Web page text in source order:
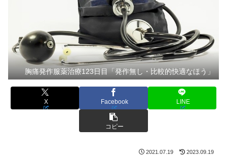
胸痛発作服薬治療123日目「発作無し・比較的快適なほう」
X Facebook LINE
コピー
2021.07.19 2023.09.19